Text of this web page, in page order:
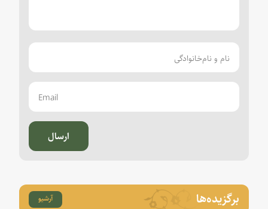
ارسال
برگزیده‌ها آرشیو